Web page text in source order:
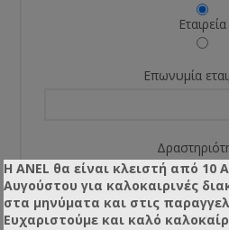
Εταιρεία
Επωνυμία
ΑΦΜ:
Η ANEL θα είναι κλειστή από 10
Αυγούστου για καλοκαιρινές
στα μηνύματα και στις
Ευχαριστούμε και καλό